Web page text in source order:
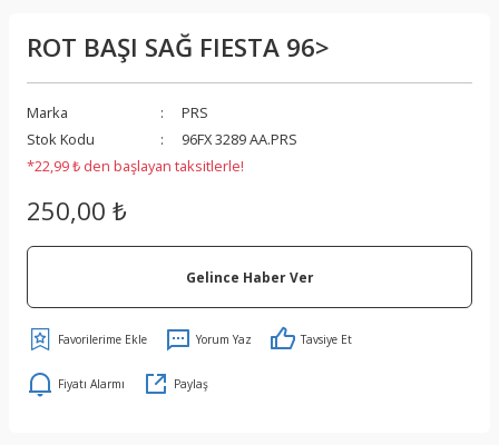
ROT BAŞI SAĞ FIESTA 96>
Marka
PRS
Stok Kodu
96FX 3289 AA.PRS
*22,99 ₺ den başlayan taksitlerle!
250,00 ₺
Gelince Haber Ver
Yorum Yaz Tavsiye Et
Fiyatı Alarmı Paylaş